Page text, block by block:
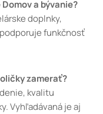
a bývanie?
doplnky,
funkčnosť
zamerať?
kvalitu
Vyhľadávaná je aj